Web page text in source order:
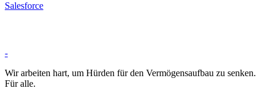
Salesforce
-
Wir arbeiten hart, um Hürden für den Vermögensaufbau zu senken.
Für alle.